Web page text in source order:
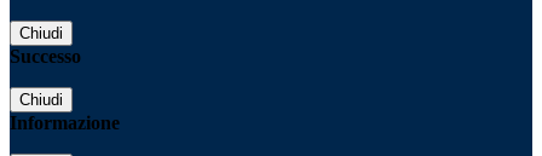
Chiudi
Successo
Chiudi
Informazione